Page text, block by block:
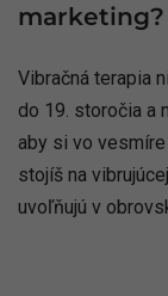
marketing?
Vibračná terapia
do 19. storočia a
aby si vo
stojíš na
uvoľňujú v